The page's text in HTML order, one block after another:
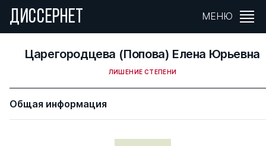
ДИССЕРНЕТ МЕНЮ
Царегородцева (Попова) Елена Юрьевна
ЛИШЕНИЕ СТЕПЕНИ
Общая информация